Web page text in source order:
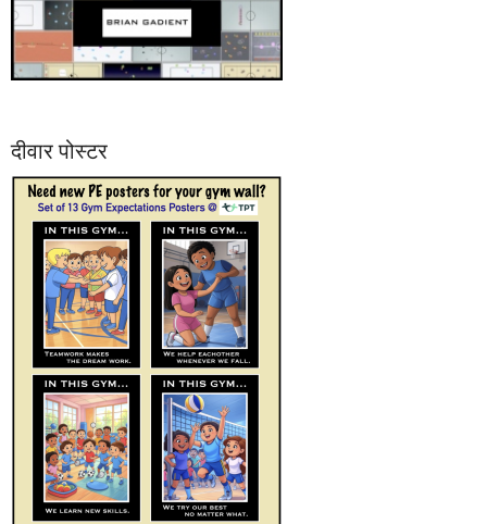
दीवार पोस्टर